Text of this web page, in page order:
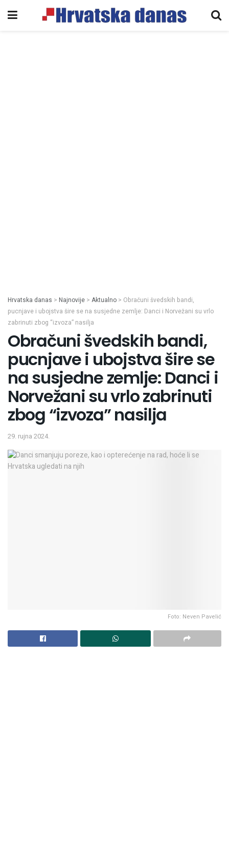
Hrvatska danas > Najnovije > Aktualno > Obračuni švedskih bandi,
pucnjave i ubojstva šire se na susjedne zemlje: Danci i Norvežani su vrlo
zabrinuti zbog “izvoza” nasilja
Obračuni švedskih bandi,
pucnjave i ubojstva šire se
na susjedne zemlje: Danci i
Norvežani su vrlo zabrinuti
zbog “izvoza” nasilja
29. rujna 2024.
Foto: Neven Pavelić